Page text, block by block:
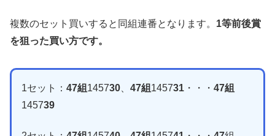
複数のセット買いすると同組連番となります。 1等前後賞
を狙った買い方です。
1セット： 47組 145730 47組 145731 ・・・ 47組
145739